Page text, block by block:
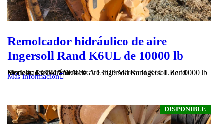
Remolcador hidráulico de aire
Ingersoll Rand K6UL de 10000 lb
Remolcador hidráulico de aire Ingersoll Rand K6UL de 10000 lb Stock #: T335-19 Serial #: V13920 Marca: Ingersoll Rand Modelo: K6UL Año N/A
Más información
DISPONIBLE